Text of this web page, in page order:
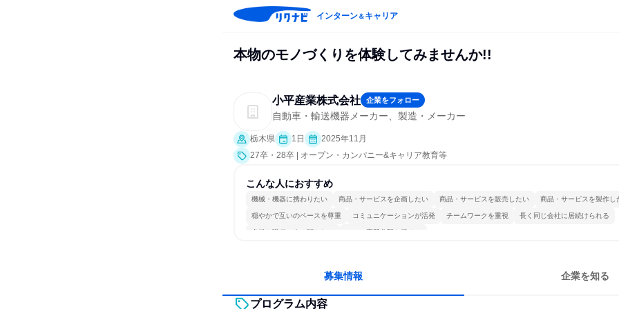
インターン＆キャリア
本物のモノづくりを体験してみませんか!!
小平産業株式会社 企業をフォロー
自動車・輸送機器メーカー、製造・メーカー
栃木県 1日
2025年11月
27卒・28卒 | オープン・カンパニー&キャリア教育等
こんな人におすすめ
機械・機器に携わりたい 商品・サービスを企画したい 商品・サービスを販売したい 商品・サービスを製作し
穏やかで互いのペースを尊重 コミュニケーションが活発 チームワークを重視 長く同じ会社に居続けられる
多様な職種の人と関われる 一つの専門分野を極める
募集情報 企業を知る
プログラム内容